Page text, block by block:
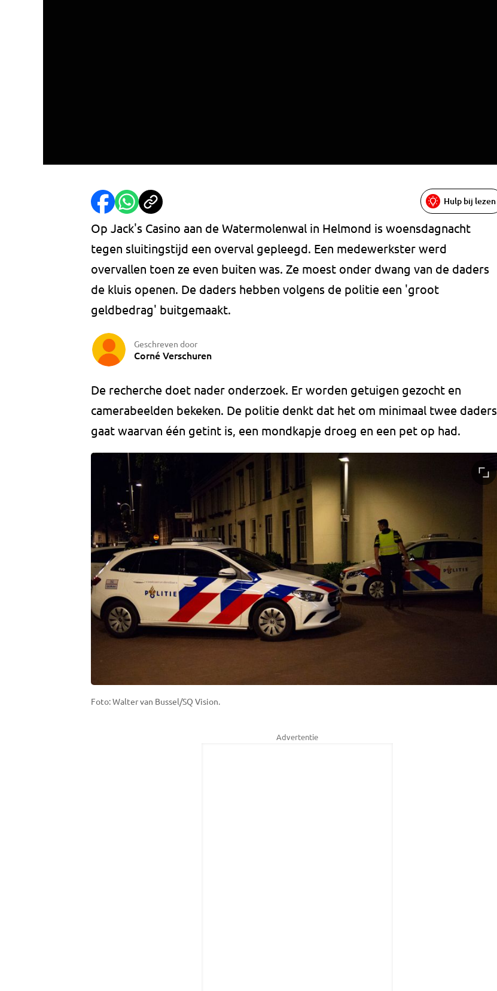
Hulp bij lezen
Op Jack's Casino aan de Watermolenwal in Helmond is woensdagnacht
tegen sluitingstijd een overval gepleegd. Een medewerkster werd
overvallen toen ze even buiten was. Ze moest onder dwang van de daders
de kluis openen. De daders hebben volgens de politie een 'groot
geldbedrag' buitgemaakt.
Geschreven door
Corné Verschuren
De recherche doet nader onderzoek. Er worden getuigen gezocht en
camerabeelden bekeken. De politie denkt dat het om minimaal twee daders
gaat waarvan één getint is, een mondkapje droeg en een pet op had.
Foto: Walter van Bussel/SQ Vision.
Advertentie